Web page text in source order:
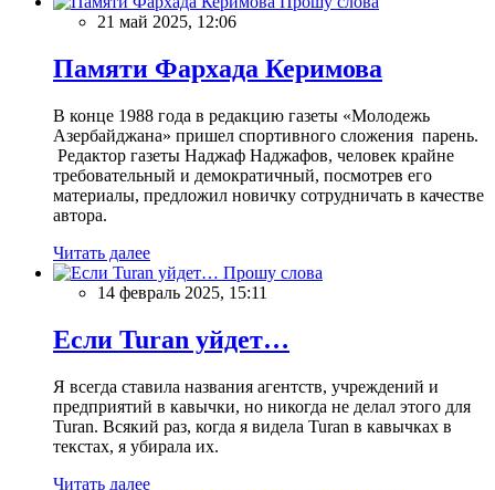
21 май 2025, 12:06
Памяти Фархада Керимова
В конце 1988 года в редакцию газеты «Молодежь
Азербайджана» пришел спортивного сложения парень.
Редактор газеты Наджаф Наджафов, человек крайне
требовательный и демократичный, посмотрев его
материалы, предложил новичку сотрудничать в качестве
автора.
Читать далее
Прошу слова
14 февраль 2025, 15:11
Если Turan уйдет…
Я всегда ставила названия агентств, учреждений и
предприятий в кавычки, но никогда не делал этого для
Turan. Всякий раз, когда я видела Turan в кавычках в
текстах, я убирала их.
Читать далее